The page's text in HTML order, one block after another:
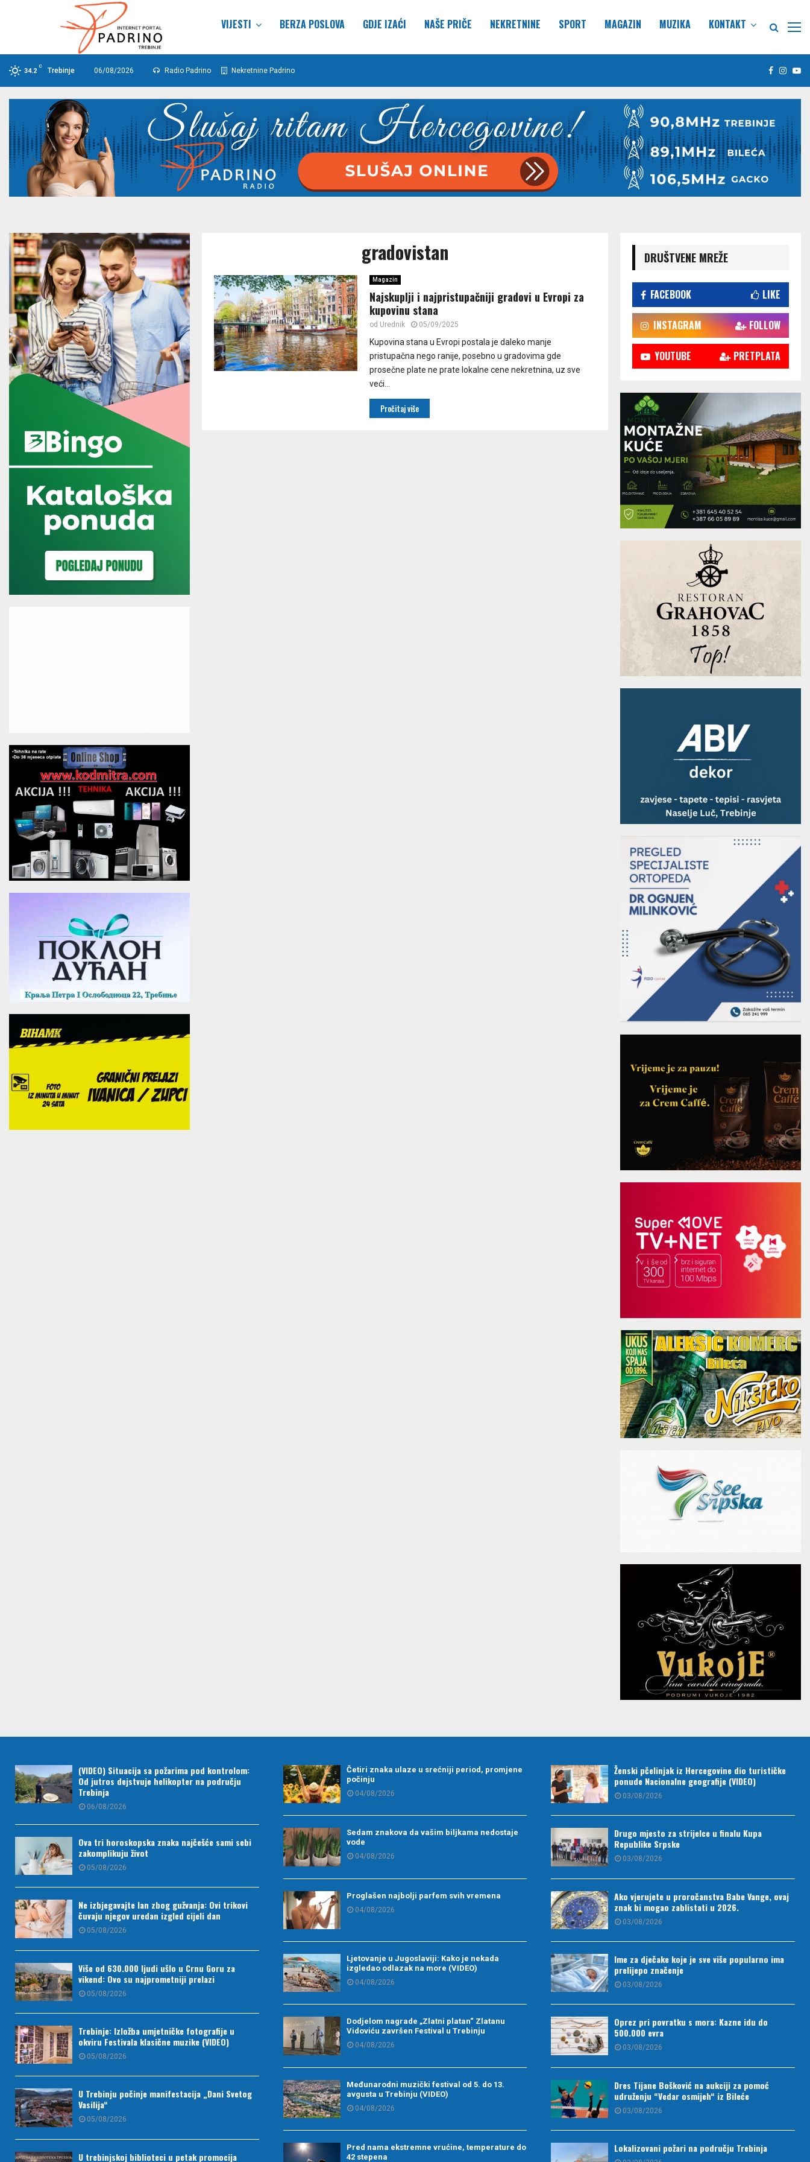
VIJESTI BERZA POSLOVA GDJE IZAĆI NAŠE PRIČE NEKRETNINE SPORT MAGAZIN MUZIKA KONTAKT
34.2
C
Trebinje 06/08/2026 Radio Padrino Nekretnine Padrino Facebook
gradovistan
Magazin
Najskuplji i najpristupačniji gradovi u Evropi za
kupovinu stana
od Urednik 05/09/2025
Kupovina stana u Evropi postala je daleko manje
pristupačna nego ranije, posebno u gradovima gde
prosečne plate ne prate lokalne cene nekretnina, uz sve
veći...
Pročitaj više
DRUŠTVENE MREŽE
FACEBOOK LIKE
INSTAGRAM FOLLOW
YOUTUBE PRETPLATA
(VIDEO) Situacija sa požarima pod kontrolom:
Od jutros dejstvuje helikopter na području
Trebinja
06/08/2026
Ova tri horoskopska znaka najčešće sami sebi
zakomplikuju život
05/08/2026
Ne izbjegavajte lan zbog gužvanja: Ovi trikovi
čuvaju njegov uredan izgled cijeli dan
05/08/2026
Više od 630.000 ljudi ušlo u Crnu Goru za
vikend: Ovo su najprometniji prelazi
05/08/2026
Trebinje: Izložba umjetničke fotografije u
okviru Festivala klasične muzike (VIDEO)
05/08/2026
U Trebinju počinje manifestacija „Dani Svetog
Vasilija“
05/08/2026
U trebinjskoj biblioteci u petak promocija
Četiri znaka ulaze u srećniji period, promjene
počinju
04/08/2026
Sedam znakova da vašim biljkama nedostaje
vode
04/08/2026
Proglašen najbolji parfem svih vremena
04/08/2026
Ljetovanje u Jugoslaviji: Kako je nekada
izgledao odlazak na more (VIDEO)
04/08/2026
Dodjelom nagrade „Zlatni platan“ Zlatanu
Vidoviću završen Festival u Trebinju
04/08/2026
Međunarodni muzički festival od 5. do 13.
avgusta u Trebinju (VIDEO)
04/08/2026
Pred nama ekstremne vrućine, temperature do
42 stepena
Ženski pčelinjak iz Hercegovine dio turističke
ponude Nacionalne geografije (VIDEO)
03/08/2026
Drugo mjesto za strijelce u finalu Kupa
Republike Srpske
03/08/2026
Ako vjerujete u proročanstva Babe Vange, ovaj
znak bi mogao zablistati u 2026.
03/08/2026
Ime za dječake koje je sve više popularno ima
prelijepo značenje
03/08/2026
Oprez pri povratku s mora: Kazne idu do
500.000 evra
03/08/2026
Dres Tijane Bošković na aukciji za pomoć
udruženju “Vedar osmijeh“ iz Bileće
03/08/2026
Lokalizovani požari na području Trebinja